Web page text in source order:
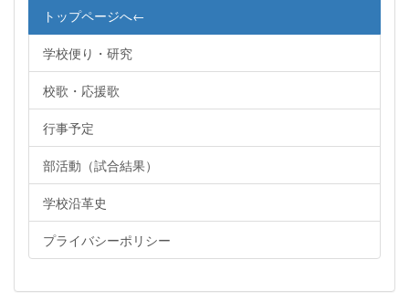
トップページへ←
学校便り・研究
校歌・応援歌
行事予定
部活動（試合結果）
学校沿革史
プライバシーポリシー